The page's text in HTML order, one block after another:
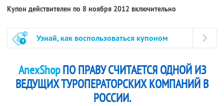
Купон действителен по 8 ноября 2012 включительно
Узнай, как воспользоваться купоном
AnexShopПО ПРАВУ СЧИТАЕТСЯ ОДНОЙ ИЗ
ВЕДУЩИХ ТУРОПЕРАТОРСКИХ КОМПАНИЙ В
РОССИИ.